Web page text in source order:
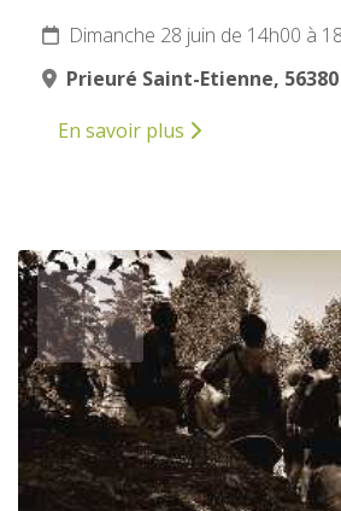
Dimanche 28 juin de 14h00 à
Prieuré Saint-Etienne, 56380
En savoir plus
6
JUILLET
2026